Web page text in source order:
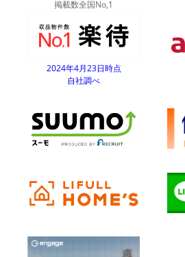
掲載数全国No,1
2024年4月23日時点
自社調べ